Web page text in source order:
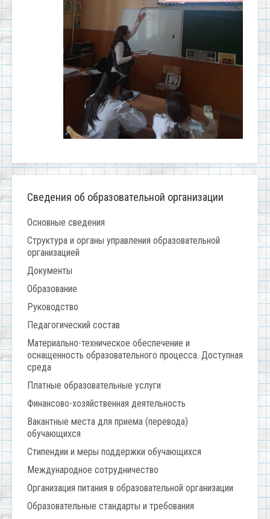
Сведения об образовательной организации
Основные сведения
Структура и органы управления образовательной
организацией
Документы
Образование
Руководство
Педагогический состав
Материально-техническое обеспечение и
оснащенность образовательного процесса. Доступная
среда
Платные образовательные услуги
Финансово-хозяйственная деятельность
Вакантные места для приема (перевода)
обучающихся
Стипендии и меры поддержки обучающихся
Международное сотрудничество
Организация питания в образовательной организации
Образовательные стандарты и требования